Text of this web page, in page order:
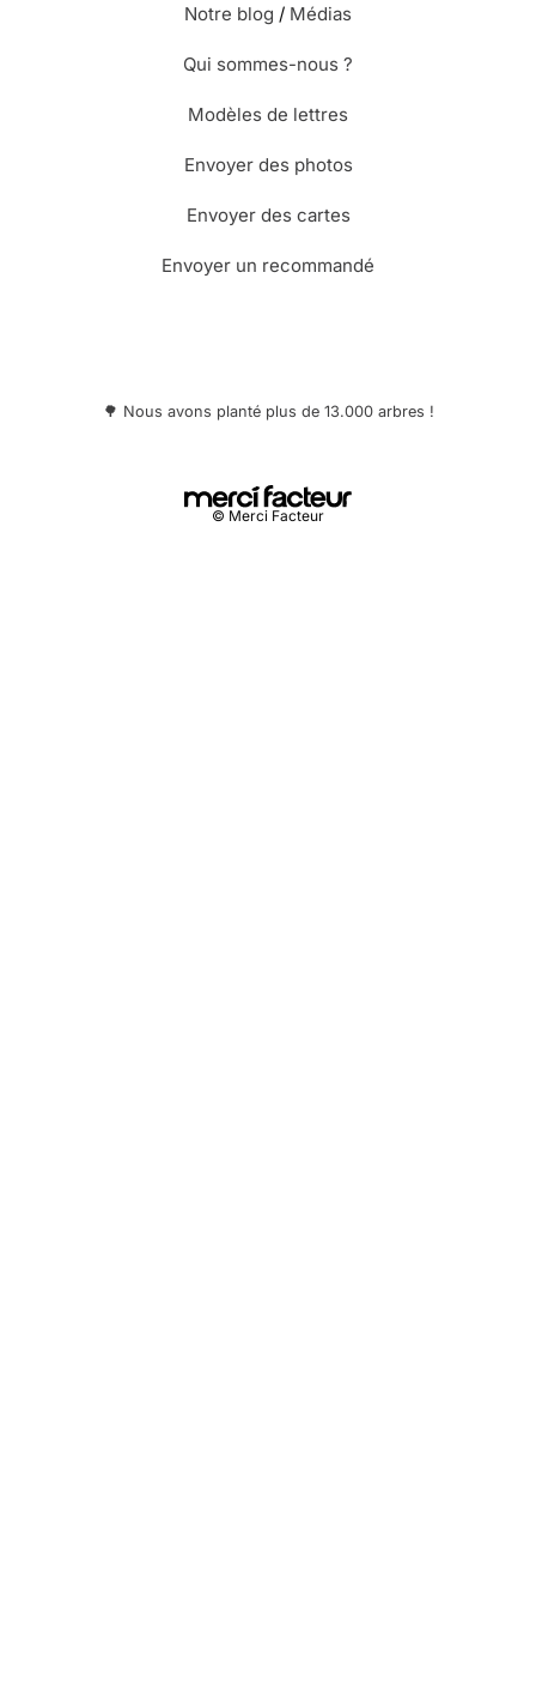
Notre blog / Médias
Qui sommes-nous ?
Modèles de lettres
Envoyer des photos
Envoyer des cartes
Envoyer un recommandé
🌳 Nous avons planté plus de 13.000 arbres !
© Merci Facteur